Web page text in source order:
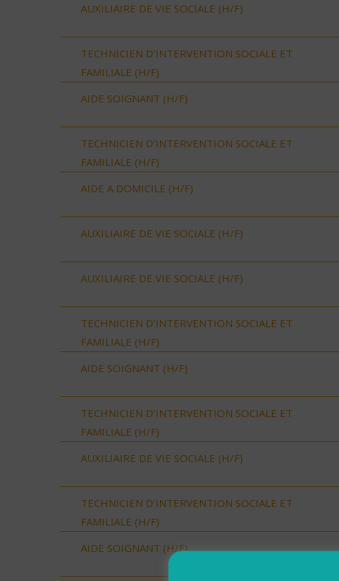
AUXILIAIRE DE VIE SOCIALE (H/F)
TECHNICIEN D’INTERVENTION SOCIALE ET
FAMILIALE (H/F)
AIDE SOIGNANT (H/F)
TECHNICIEN D’INTERVENTION SOCIALE ET
FAMILIALE (H/F)
AIDE A DOMICILE (H/F)
AUXILIAIRE DE VIE SOCIALE (H/F)
AUXILIAIRE DE VIE SOCIALE (H/F)
TECHNICIEN D’INTERVENTION SOCIALE ET
FAMILIALE (H/F)
AIDE SOIGNANT (H/F)
TECHNICIEN D’INTERVENTION SOCIALE ET
FAMILIALE (H/F)
AUXILIAIRE DE VIE SOCIALE (H/F)
TECHNICIEN D’INTERVENTION SOCIALE ET
FAMILIALE (H/F)
AIDE SOIGNANT (H/F)